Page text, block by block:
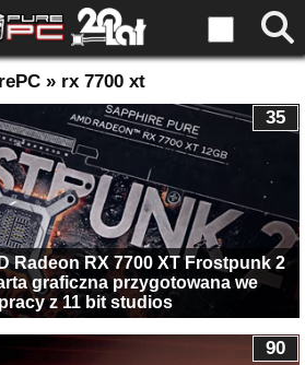
» rx 7700 xt
Radeon RX 7700 XT Frostpunk 2
graficzna przygotowana we
z 11 bit studios
35
90